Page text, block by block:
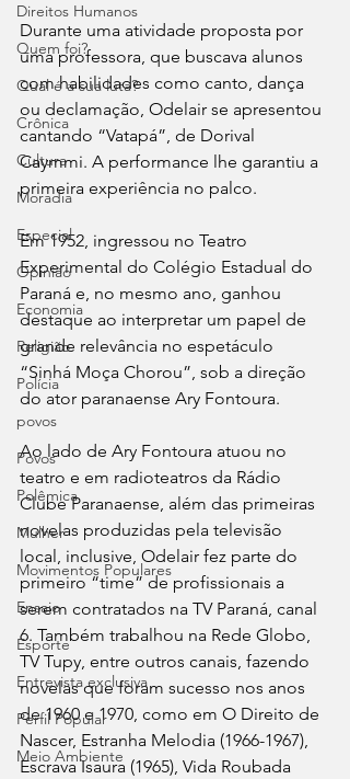
Direitos Humanos
Quem foi?
Qual é a sua luta?
Crônica
Cultura
Moradia
Especial
Opinião
Economia
Religião
Polícia
povos
Povos
Polêmica
Mulher
Movimentos Populares
Ensaio
Esporte
Entrevista exclusiva
Perfil Popular
Meio Ambiente
Durante uma atividade proposta por
uma professora, que buscava alunos
com habilidades como canto, dança
ou declamação, Odelair se apresentou
cantando “Vatapá”, de Dorival
Caymmi. A performance lhe garantiu a
primeira experiência no palco.
Em 1952, ingressou no Teatro
Experimental do Colégio Estadual do
Paraná e, no mesmo ano, ganhou
destaque ao interpretar um papel de
grande relevância no espetáculo
“Sinhá Moça Chorou”, sob a direção
do ator paranaense Ary Fontoura.
Ao lado de Ary Fontoura atuou no
teatro e em radioteatros da Rádio
Clube Paranaense, além das primeiras
novelas produzidas pela televisão
local, inclusive, Odelair fez parte do
primeiro “time” de profissionais a
serem contratados na TV Paraná, canal
6. Também trabalhou na Rede Globo,
TV Tupy, entre outros canais, fazendo
novelas que foram sucesso nos anos
de 1960 e 1970, como em O Direito de
Nascer, Estranha Melodia (1966-1967),
Escrava Isaura (1965), Vida Roubada